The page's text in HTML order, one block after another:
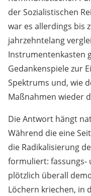
der Sozialistischen
war es allerdings bis
jahrzehntelang
Instrumentenkasten
Gedankenspiele zur
Spektrums und, wie
Maßnahmen wieder
Die Antwort hängt
Während die eine
die Radikalisierung
formuliert: fassungs-
plötzlich überall
Löchern kriechen, in